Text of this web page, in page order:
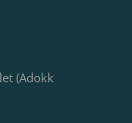
(Adokk